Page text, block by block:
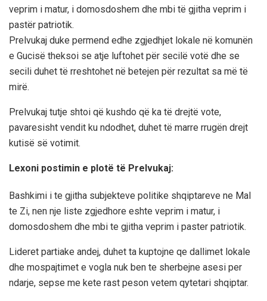
veprim i matur, i domosdoshem dhe mbi të gjitha veprim i
pastër patriotik.
Prelvukaj duke permend edhe zgjedhjet lokale në komunën
e Gucisë theksoi se atje luftohet për secilë votë dhe se
secili duhet të rreshtohet në betejen për rezultat sa më të
mirë.
Prelvukaj tutje shtoi që kushdo që ka të drejtë vote,
pavaresisht vendit ku ndodhet, duhet të marre rrugën drejt
kutisë së votimit.
Lexoni postimin e plotë të Prelvukaj:
Bashkimi i te gjitha subjekteve politike shqiptareve ne Mal
te Zi, nen nje liste zgjedhore eshte veprim i matur, i
domosdoshem dhe mbi te gjitha veprim i paster patriotik.
Lideret partiake andej, duhet ta kuptojne qe dallimet lokale
dhe mospajtimet e vogla nuk ben te sherbejne asesi per
ndarje, sepse me kete rast peson vetem qytetari shqiptar.